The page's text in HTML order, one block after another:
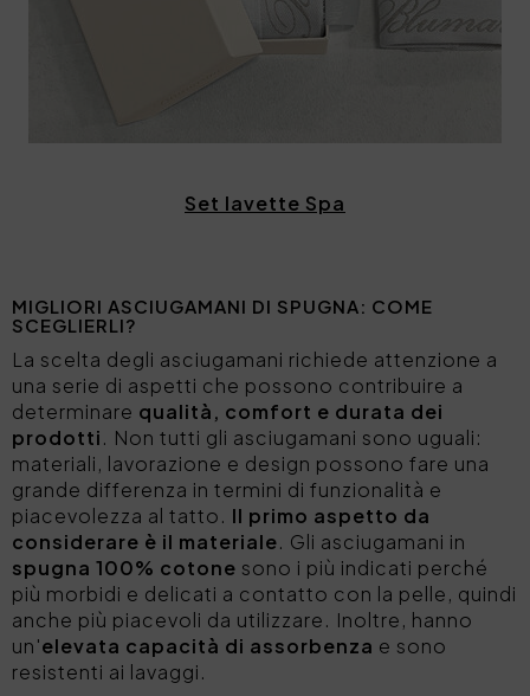
Set lavette Spa
MIGLIORI ASCIUGAMANI DI SPUGNA: COME
SCEGLIERLI?
La scelta degli asciugamani richiede attenzione a
una serie di aspetti che possono contribuire a
determinare qualità, comfort e durata dei
prodotti. Non tutti gli asciugamani sono uguali:
materiali, lavorazione e design possono fare una
grande differenza in termini di funzionalità e
piacevolezza al tatto. Il primo aspetto da
considerare è il materiale. Gli asciugamani in
spugna 100% cotone sono i più indicati perché
più morbidi e delicati a contatto con la pelle, quindi
anche più piacevoli da utilizzare. Inoltre, hanno
un'elevata capacità di assorbenza e sono
resistenti ai lavaggi.